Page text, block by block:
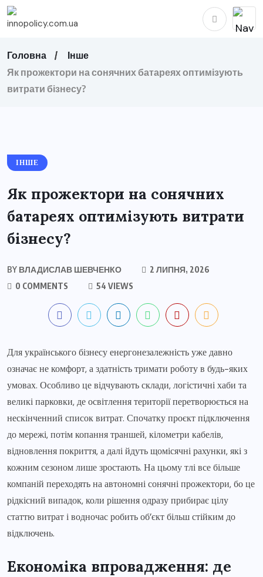
Головна
Інше
Як прожектори на сонячних батареях оптимізують
витрати бізнесу?
ІНШЕ
Як прожектори на сонячних
батареях оптимізують витрати
бізнесу?
BY ВЛАДИСЛАВ ШЕВЧЕНКО
2 ЛИПНЯ, 2026
0 COMMENTS
54 VIEWS
Для українського бізнесу енергонезалежність уже давно
означає не комфорт, а здатність тримати роботу в будь-яких
умовах. Особливо це відчувають склади, логістичні хаби та
великі парковки, де освітлення території перетворюється на
нескінченний список витрат. Спочатку проєкт підключення
до мережі, потім копання траншей, кілометри кабелів,
відновлення покриття, а далі йдуть щомісячні рахунки, які з
кожним сезоном лише зростають. На цьому тлі все більше
компаній переходять на автономні сонячні прожектори, бо це
рідкісний випадок, коли рішення одразу прибирає цілу
статтю витрат і водночас робить об’єкт більш стійким до
відключень.
Економіка впровадження: де